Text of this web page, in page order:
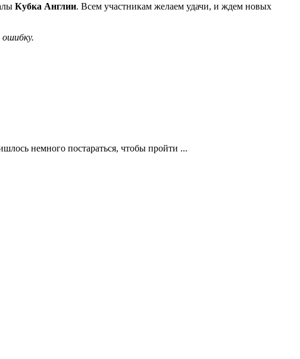
Кубка Англии. Всем участникам желаем удачи, и ждем новых
немного постараться, чтобы пройти ...